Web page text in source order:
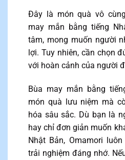
Đây là món quà vô
may mắn bằng tiếng
tâm, mong muốn người
lợi. Tuy nhiên, cần chọn
với hoàn cảnh của người
Bùa may mắn bằng
món quà lưu niệm mà
hóa sâu sắc. Dù bạn là
hay chỉ đơn giản muốn
Nhật Bản, Omamori
trải nghiệm đáng nhớ.